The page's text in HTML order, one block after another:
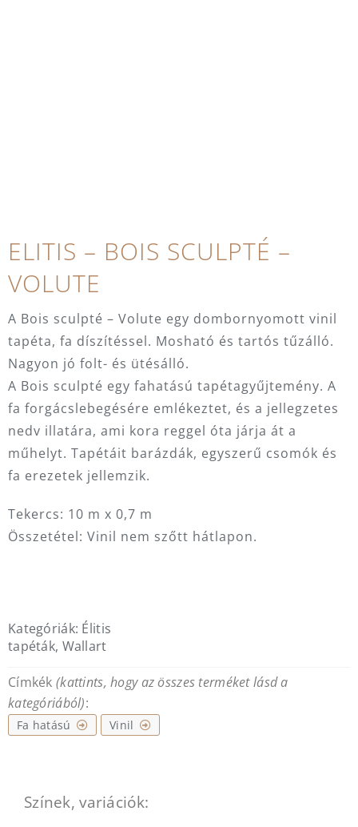
ELITIS – BOIS SCULPTÉ –
VOLUTE
A Bois sculpté – Volute egy dombornyomott vinil
tapéta, fa díszítéssel. Mosható és tartós tűzálló.
Nagyon jó folt- és ütésálló.‎
A Bois sculpté egy fahatású tapétagyűjtemény. A
fa forgácslebegésére emlékeztet, és a jellegzetes
nedv illatára, ami kora reggel óta járja át a
műhelyt.‎ Tapétáit barázdák, egyszerű csomók és
fa erezetek jellemzik.‎
Tekercs: 10 m x 0,7 m
Összetétel: Vinil nem szőtt hátlapon.
Kategóriák: Élitis
tapéták, Wallart
Címkék (kattints, hogy az összes terméket lásd a
kategóriából):
Fa hatású Vinil
Színek, variációk: